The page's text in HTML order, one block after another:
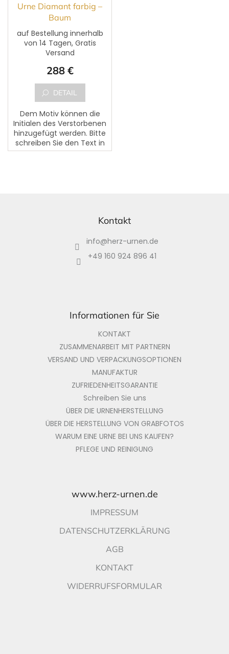
Urne Diamant farbig –
Baum
auf Bestellung innerhalb
von 14 Tagen, Gratis
Versand
288 €
DETAIL
Dem Motiv können die
Initialen des Verstorbenen
hinzugefügt werden. Bitte
schreiben Sie den Text in
das markierte Feld
Kontakt
info@herz-urnen.de
+49 160 924 896 41
Informationen für Sie
KONTAKT
ZUSAMMENARBEIT MIT PARTNERN
VERSAND UND VERPACKUNGSOPTIONEN
MANUFAKTUR
ZUFRIEDENHEITSGARANTIE
Schreiben Sie uns
ÜBER DIE URNENHERSTELLUNG
ÜBER DIE HERSTELLUNG VON GRABFOTOS
WARUM EINE URNE BEI UNS KAUFEN?
PFLEGE UND REINIGUNG
www.herz-urnen.de
IMPRESSUM
DATENSCHUTZERKLÄRUNG
AGB
KONTAKT
WIDERRUFSFORMULAR